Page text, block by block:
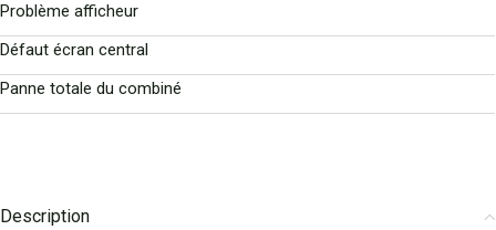
Problème afficheur
Défaut écran central
Panne totale du combiné
Description